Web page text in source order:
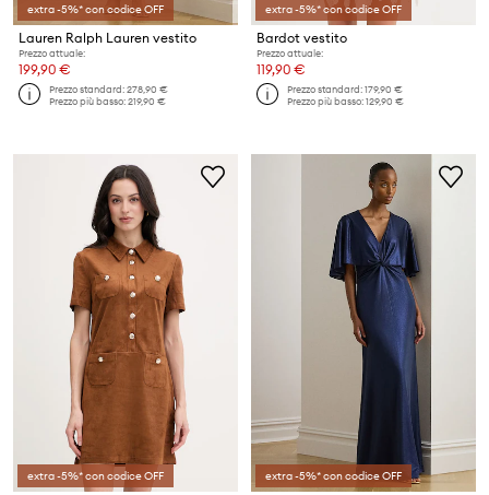
extra -5%* con codice OFF
Lauren Ralph Lauren vestito
Prezzo attuale:
199,90 €
Prezzo standard:278,90 €
Prezzo più basso:219,90 €
extra -5%* con codice OFF
Bardot vestito
Prezzo attuale:
119,90 €
Prezzo standard:179,90 €
Prezzo più basso:129,90 €
extra -5%* con codice OFF extra -5%* con codice OFF